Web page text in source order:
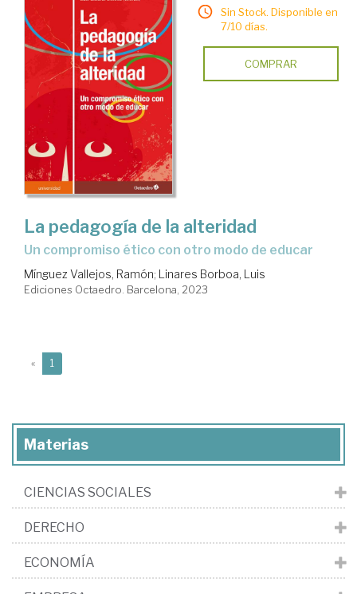
Sin Stock. Disponible en
7/10 días.
COMPRAR
La pedagogía de la alteridad
un compromiso ético con otro modo de educar
Mínguez Vallejos, Ramón; Linares Borboa, Luis
Ediciones Octaedro. Barcelona, 2023
« 1
Materias
CIENCIAS SOCIALES
DERECHO
ECONOMÍA